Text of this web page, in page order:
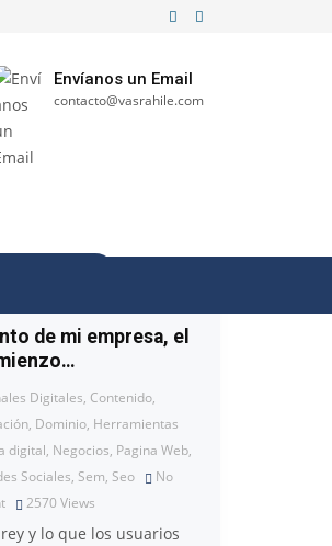
Envíanos un Email
contacto@vasrahile.com
de mi empresa, el
Digitales, Contenido,
, Dominio, Herramientas
digital, Negocios, Pagina Web,
Sociales, Sem, Seo
No
2570 Views
y lo que los usuarios